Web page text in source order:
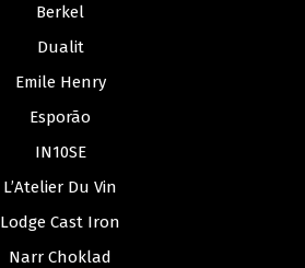
Berkel
Dualit
Emile Henry
Esporão
IN10SE
L’Atelier Du Vin
Lodge Cast Iron
Narr Choklad